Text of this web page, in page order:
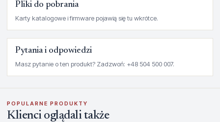
Pliki do pobrania
Karty katalogowe i firmware pojawią się tu wkrótce.
Pytania i odpowiedzi
Masz pytanie o ten produkt? Zadzwoń: +48 504 500 007.
POPULARNE PRODUKTY
Klienci oglądali także